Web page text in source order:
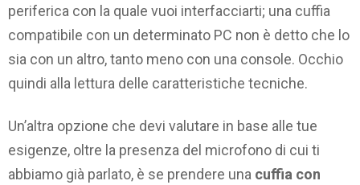
periferica con la quale vuoi interfacciarti; una cuffia
compatibile con un determinato PC non è detto che lo
sia con un altro, tanto meno con una console. Occhio
quindi alla lettura delle caratteristiche tecniche.
Un’altra opzione che devi valutare in base alle tue
esigenze, oltre la presenza del microfono di cui ti
abbiamo già parlato, è se prendere una cuffia con